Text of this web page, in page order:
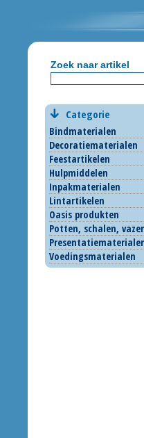
Zoek naar artikel
Categorie
Bindmaterialen
Decoratiematerialen
Feestartikelen
Hulpmiddelen
Inpakmaterialen
Lintartikelen
Oasis produkten
Potten, schalen,
Voedingsmaterialen